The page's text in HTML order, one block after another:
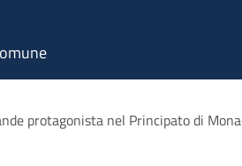
protagonista nel Principato di